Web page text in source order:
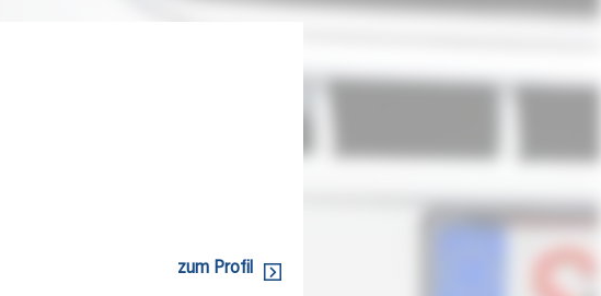
zum Profil